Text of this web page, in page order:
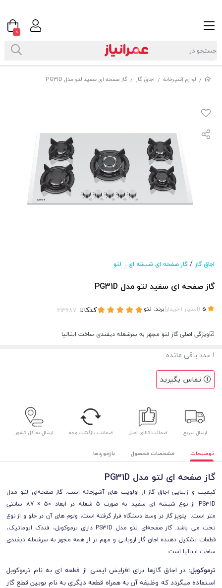
/ لوازم آشپزخانه / اجاق گاز / گاز صفحه ای سفید لتو مدل PG31D
اجاق گاز/گاز صفحه ای شیشه ای / لتو
گاز صفحه ای سفید لتو مدل PG31D
(امتیاز 1خریدار)برند: لتو کدکالا:
☑ویژگی اصلی گاز لتو مجهز به سرشعله دیفندی ساخت ایتالیا
1 عدد باقی مانده
تماس بگیرید
ارسال سریع ضمانت کالای اصل ضمانت بازگشت وجه ارسال به کل کشور
توضیحات مشخصات محصول بازخوردها
گاز صفحه ای لتو مدل PG31D
کیفیت و زیبایی اجاق گاز از اولویت های آشپزخانه است. گاز صفحه‌ای لتو مدل
PS31D از نوع شیشه ای سفید به صورت 5 شعله در ابعاد 50 × 87 سانتی
متر است. پلوپز گاز در وسط دستگاه قرار گرفته است، ولوم های آن در جلو و از نوع
تخت می باشد.
گاز صفحه‌ای لتو مدل PS31D دارای ترموکوبل، فندک اتوماتیک،
قطعات تشکیل دهنده اجاق گاز اروپایی و مهم تر از همه مجهز به سرشعله دیفندی
ساخت ایتالیا است.
ترموکوبل: در اجاق گازها برای افزایش ایمنی از قطعه ای به نام ترموکوبل
استفاده میگردد که وظیفه آن به همراه قطعه دیگری به نام بوبین قطع گاز
0